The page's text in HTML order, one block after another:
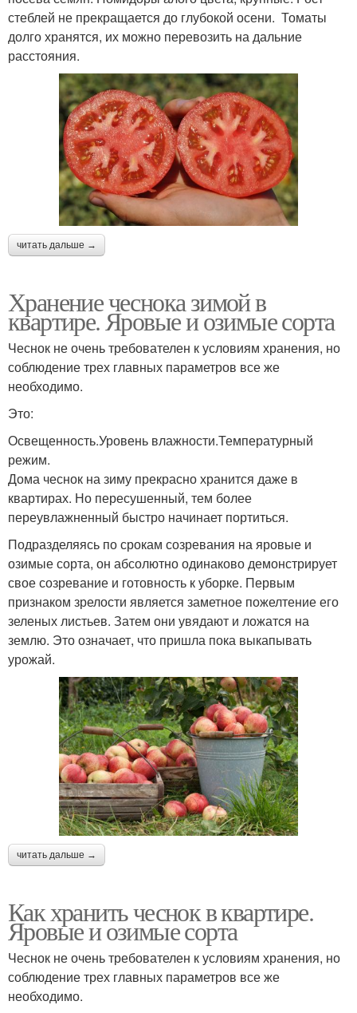
стеблей не прекращается до глубокой осени. Томаты
долго хранятся, их можно перевозить на дальние
расстояния.
читать дальше →
Хранение чеснока зимой в
квартире. Яровые и озимые сорта
Чеснок не очень требователен к условиям хранения, но
соблюдение трех главных параметров все же
необходимо.
Это:
Освещенность.Уровень влажности.Температурный
режим.
Дома чеснок на зиму прекрасно хранится даже в
квартирах. Но пересушенный, тем более
переувлажненный быстро начинает портиться.
Подразделяясь по срокам созревания на яровые и
озимые сорта, он абсолютно одинаково демонстрирует
свое созревание и готовность к уборке. Первым
признаком зрелости является заметное пожелтение его
зеленых листьев. Затем они увядают и ложатся на
землю. Это означает, что пришла пока выкапывать
урожай.
читать дальше →
Как хранить чеснок в квартире.
Яровые и озимые сорта
Чеснок не очень требователен к условиям хранения, но
соблюдение трех главных параметров все же
необходимо.